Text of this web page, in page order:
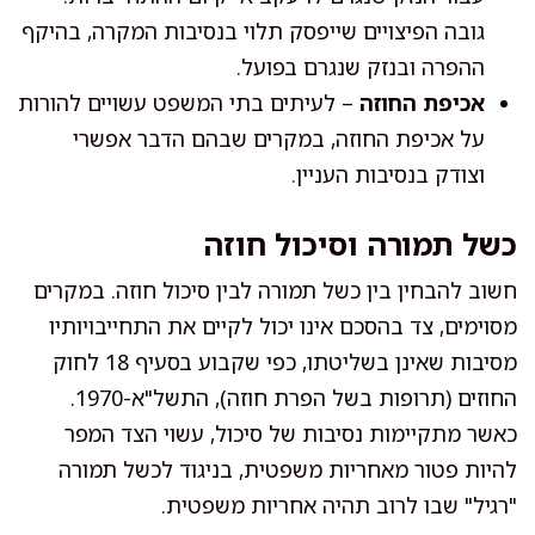
גובה הפיצויים שייפסק תלוי בנסיבות המקרה, בהיקף
ההפרה ובנזק שנגרם בפועל.
אכיפת החוזה – לעיתים בתי המשפט עשויים להורות
על אכיפת החוזה, במקרים שבהם הדבר אפשרי
וצודק בנסיבות העניין.
כשל תמורה וסיכול חוזה
חשוב להבחין בין כשל תמורה לבין סיכול חוזה. במקרים
מסוימים, צד בהסכם אינו יכול לקיים את התחייבויותיו
מסיבות שאינן בשליטתו, כפי שקבוע בסעיף 18 לחוק
החוזים (תרופות בשל הפרת חוזה), התשל"א-1970.
כאשר מתקיימות נסיבות של סיכול, עשוי הצד המפר
להיות פטור מאחריות משפטית, בניגוד לכשל תמורה
"רגיל" שבו לרוב תהיה אחריות משפטית.